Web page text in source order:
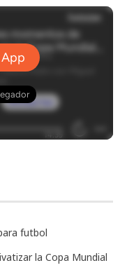
futbol
la Copa Mundial